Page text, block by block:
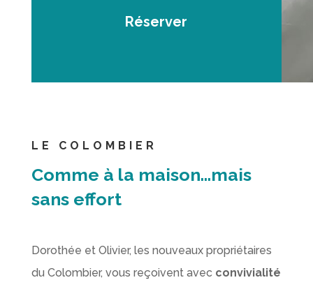
Réserver
LE COLOMBIER
Comme à la maison…mais
sans effort
Dorothée et Olivier, les nouveaux propriétaires
du Colombier, vous reçoivent avec convivialité